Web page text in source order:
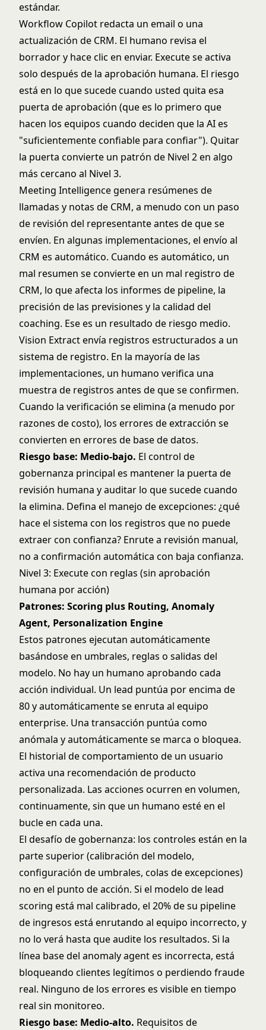
estándar.
Workflow Copilot redacta un email o una
actualización de CRM. El humano revisa el
borrador y hace clic en enviar. Execute se activa
solo después de la aprobación humana. El riesgo
está en lo que sucede cuando usted quita esa
puerta de aprobación (que es lo primero que
hacen los equipos cuando deciden que la AI es
"suficientemente confiable para confiar"). Quitar
la puerta convierte un patrón de Nivel 2 en algo
más cercano al Nivel 3.
Meeting Intelligence genera resúmenes de
llamadas y notas de CRM, a menudo con un paso
de revisión del representante antes de que se
envíen. En algunas implementaciones, el envío al
CRM es automático. Cuando es automático, un
mal resumen se convierte en un mal registro de
CRM, lo que afecta los informes de pipeline, la
precisión de las previsiones y la calidad del
coaching. Ese es un resultado de riesgo medio.
Vision Extract envía registros estructurados a un
sistema de registro. En la mayoría de las
implementaciones, un humano verifica una
muestra de registros antes de que se confirmen.
Cuando la verificación se elimina (a menudo por
razones de costo), los errores de extracción se
convierten en errores de base de datos.
Riesgo base: Medio-bajo. El control de
gobernanza principal es mantener la puerta de
revisión humana y auditar lo que sucede cuando
la elimina. Defina el manejo de excepciones: ¿qué
hace el sistema con los registros que no puede
extraer con confianza? Enrute a revisión manual,
no a confirmación automática con baja confianza.
Nivel 3: Execute con reglas (sin aprobación
humana por acción)
Patrones: Scoring plus Routing, Anomaly
Agent, Personalization Engine
Estos patrones ejecutan automáticamente
basándose en umbrales, reglas o salidas del
modelo. No hay un humano aprobando cada
acción individual. Un lead puntúa por encima de
80 y automáticamente se enruta al equipo
enterprise. Una transacción puntúa como
anómala y automáticamente se marca o bloquea.
El historial de comportamiento de un usuario
activa una recomendación de producto
personalizada. Las acciones ocurren en volumen,
continuamente, sin que un humano esté en el
bucle en cada una.
El desafío de gobernanza: los controles están en la
parte superior (calibración del modelo,
configuración de umbrales, colas de excepciones)
no en el punto de acción. Si el modelo de lead
scoring está mal calibrado, el 20% de su pipeline
de ingresos está enrutando al equipo incorrecto, y
no lo verá hasta que audite los resultados. Si la
línea base del anomaly agentes incorrecta, está
bloqueando clientes legítimos o perdiendo fraude
real. Ninguno de los errores es visible en tiempo
real sin monitoreo.
Riesgo base: Medio-alto. Requisitos de